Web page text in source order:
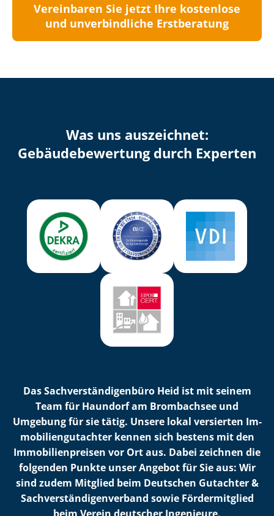
Vereinbaren Sie jetzt Ihre kostenlose
und unverbindliche Erstberatung
Was uns auszeichnet:
Ge­bäu­de­be­wer­tung durch Experten
Das Sach­ver­stän­di­gen­bü­ro Heid ist mit seinem
Team für Haundorf am Brombachsee und
Umgebung für sie tätig. Unsere lokal versierten Im­
mo­bi­li­en­gut­ach­ter kennen sich bestens mit den
Im­mo­bi­li­en­prei­sen vor Ort aus. Dabei zeichnen die
folgenden Punkte unser Angebot für Sie aus: Wir
sind zudem Mitglied beim Deutschen Gutachter &
Sach­ver­stän­di­gen­ver­band sowie Fördermitglied